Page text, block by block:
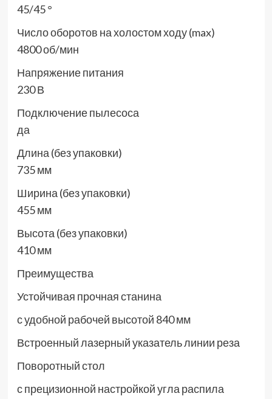
45/45 °
Число оборотов на холостом ходу (max)
4800 об/мин
Напряжение питания
230 В
Подключение пылесоса
да
Длина (без упаковки)
735 мм
Ширина (без упаковки)
455 мм
Высота (без упаковки)
410 мм
Преимущества
Устойчивая прочная станина
с удобной рабочей высотой 840 мм
Встроенный лазерный указатель линии реза
Поворотный стол
с прецизионной настройкой угла распила